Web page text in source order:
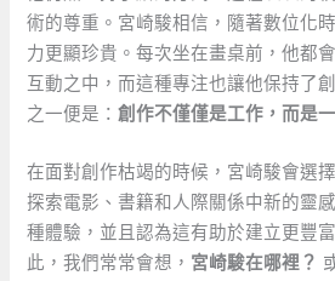
術的尊重。宮崎駿相信，隨著數位化
力更顯珍貴。每次坐在畫桌前，他都
互動之中，而這種專注也讓他保持了
之一便是：創作不僅僅是工作，而是
在面對創作枯竭的時候，宮崎駿會選
探索電影、書籍和人際關係中新的靈
種體驗，並且認為這有助於建立更豐
此，我們常常會想， 宮崎駿在哪裡？